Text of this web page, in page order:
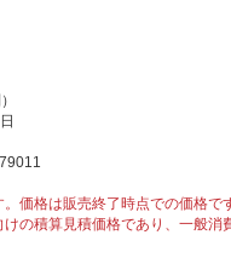
価格は販売終了時点での価格で
の積算見積価格であり、一般消